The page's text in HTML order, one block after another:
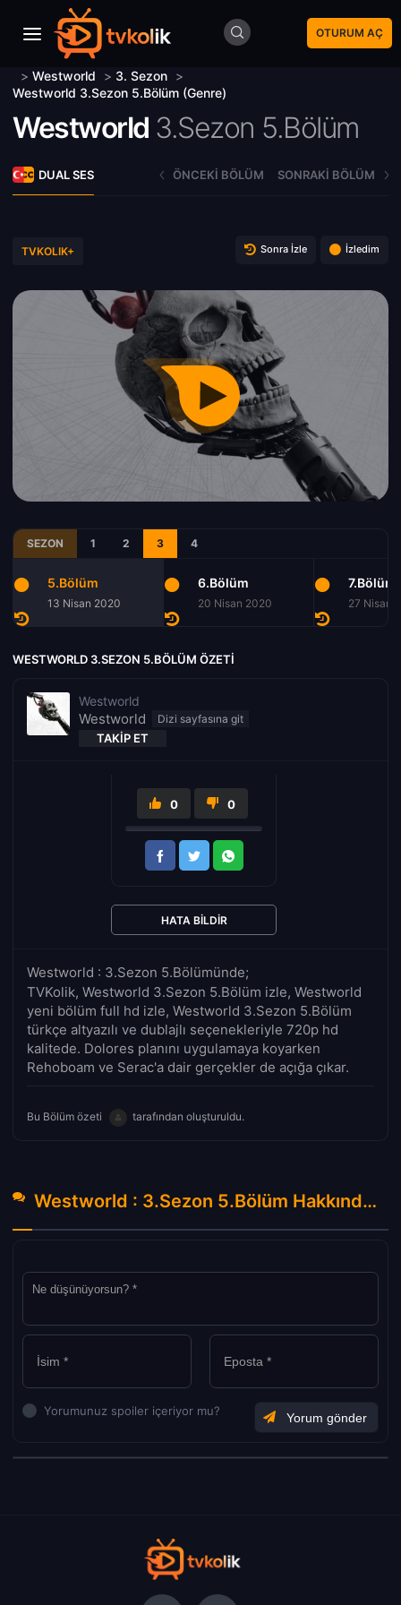
OTURUM AÇ
> Westworld > 3. Sezon >
Westworld 3.Sezon 5.Bölüm (Genre)
Westworld 3.Sezon 5.Bölüm
DUAL SES ÖNCEKI BÖLÜM SONRAKI BÖLÜM
TVKOLIK+ Sonra İzle İzledim
SEZON 1 2 3 4
5.Bölüm
13 Nisan 2020
6.Bölüm
20 Nisan 2020
7.Bölüm
27 Nisan
WESTWORLD 3.SEZON 5.BÖLÜM ÖZETI
Westworld
Westworld
TAKIP ET
Westworld : 3.Sezon 5.Bölümünde;
TVKolik, Westworld 3.Sezon 5.Bölüm izle, Westworld
yeni bölüm full hd izle, Westworld 3.Sezon 5.Bölüm
türkçe altyazılı ve dublajlı seçenekleriyle 720p hd
kalitede. Dolores planını uygulamaya koyarken
Rehoboam ve Serac'a dair gerçekler de açığa çıkar.
Bu Bölüm özeti tarafından oluşturuldu.
0 0
HATA BILDIR
Westworld : 3.Sezon 5.Bölüm Hakkında Yorumlar
Yorumunuz spoiler içeriyor mu?